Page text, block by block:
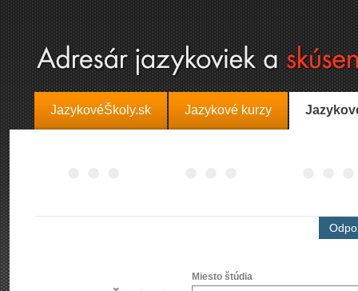
JazykovéŠkoly.sk Jazykové kurzy
Miesto štúdia